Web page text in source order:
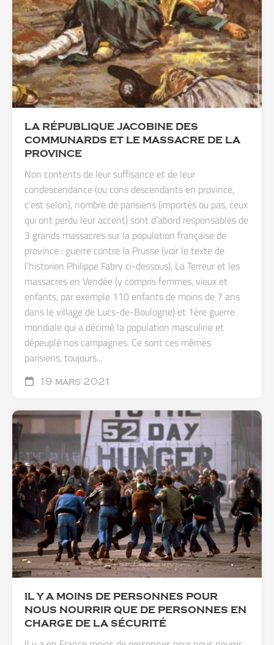
LA RÉPUBLIQUE JACOBINE DES
COMMUNARDS ET LE MASSACRE DE LA
PROVINCE
Non contents de leur suffisance et de leur
condescendance (ou cons descendants en province,
c’est selon), nombre de parisiens (importés ou pas, ceux
qui ont perdu leur accent) sont d’abord responsables de
3 grands massacres sur la population française de
province : guerre contre la Prusse (voir le texte de
l’historien Philippe Fabry ci-dessous), La Terreur et les
massacres en Vendée (y compris femmes, vieux et
enfants, par exemple 110 enfants de moins de 7 ans
dans le village de Lucs-de-Boulogne) et 1ère guerre
mondiale qui a décimé la population masculine et
dépeuplé nos campagnes. Ce sont ces mêmes
parisiens, toujours...
19 mars 2021
IL Y A MOINS DE PERSONNES POUR
NOUS NOURRIR QUE DE PERSONNES EN
CHARGE DE LA SÉCURITÉ